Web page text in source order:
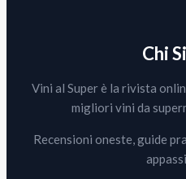
Chi
Vini al Super è la rivista
migliori vini da
Recensioni oneste, guide